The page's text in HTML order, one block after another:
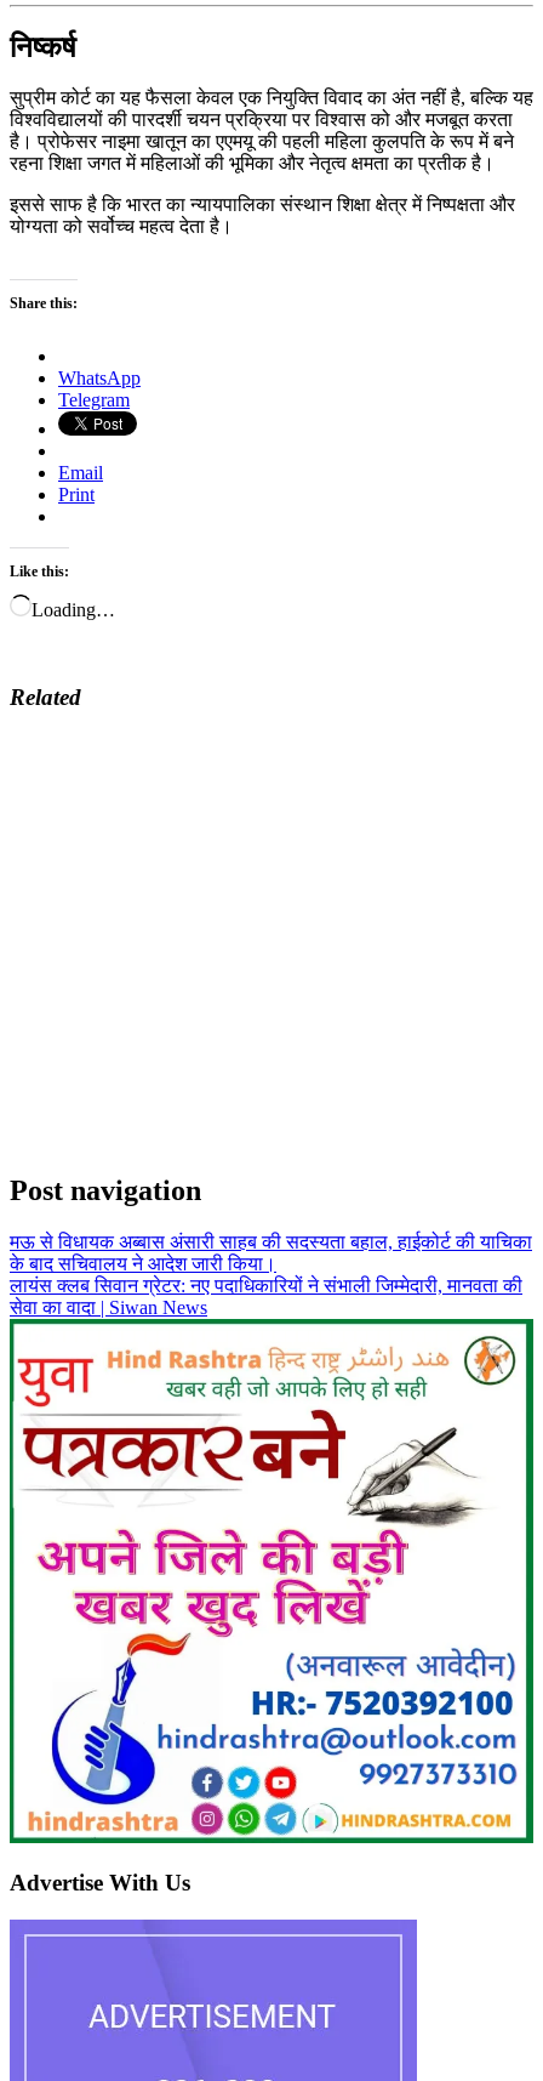
निष्कर्ष
सुप्रीम कोर्ट का यह फैसला केवल एक नियुक्ति विवाद का अंत नहीं है, बल्कि यह
विश्वविद्यालयों की पारदर्शी चयन प्रक्रिया पर विश्वास को और मजबूत करता
है। प्रोफेसर नाइमा खातून का एएमयू की पहली महिला कुलपति के रूप में बने
रहना शिक्षा जगत में महिलाओं की भूमिका और नेतृत्व क्षमता का प्रतीक है।
इससे साफ है कि भारत का न्यायपालिका संस्थान शिक्षा क्षेत्र में निष्पक्षता और
योग्यता को सर्वोच्च महत्व देता है।
Share this:
WhatsApp
Telegram
Email
Print
Like this:
Loading…
Related
Post navigation
मऊ से विधायक अब्बास अंसारी साहब की सदस्यता बहाल, हाईकोर्ट की याचिका
के बाद सचिवालय ने आदेश जारी किया।
लायंस क्लब सिवान ग्रेटर: नए पदाधिकारियों ने संभाली जिम्मेदारी, मानवता की
सेवा का वादा | Siwan News
Advertise With Us